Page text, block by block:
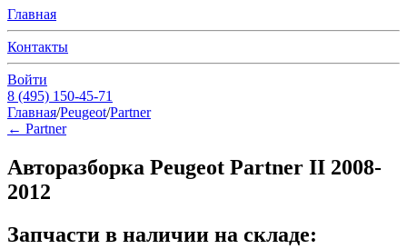
Главная
Контакты
Войти
8 (495) 150-45-71
Главная/Peugeot/Partner
← Partner
Авторазборка Peugeot Partner II 2008-
2012
Запчасти в наличии на складе: